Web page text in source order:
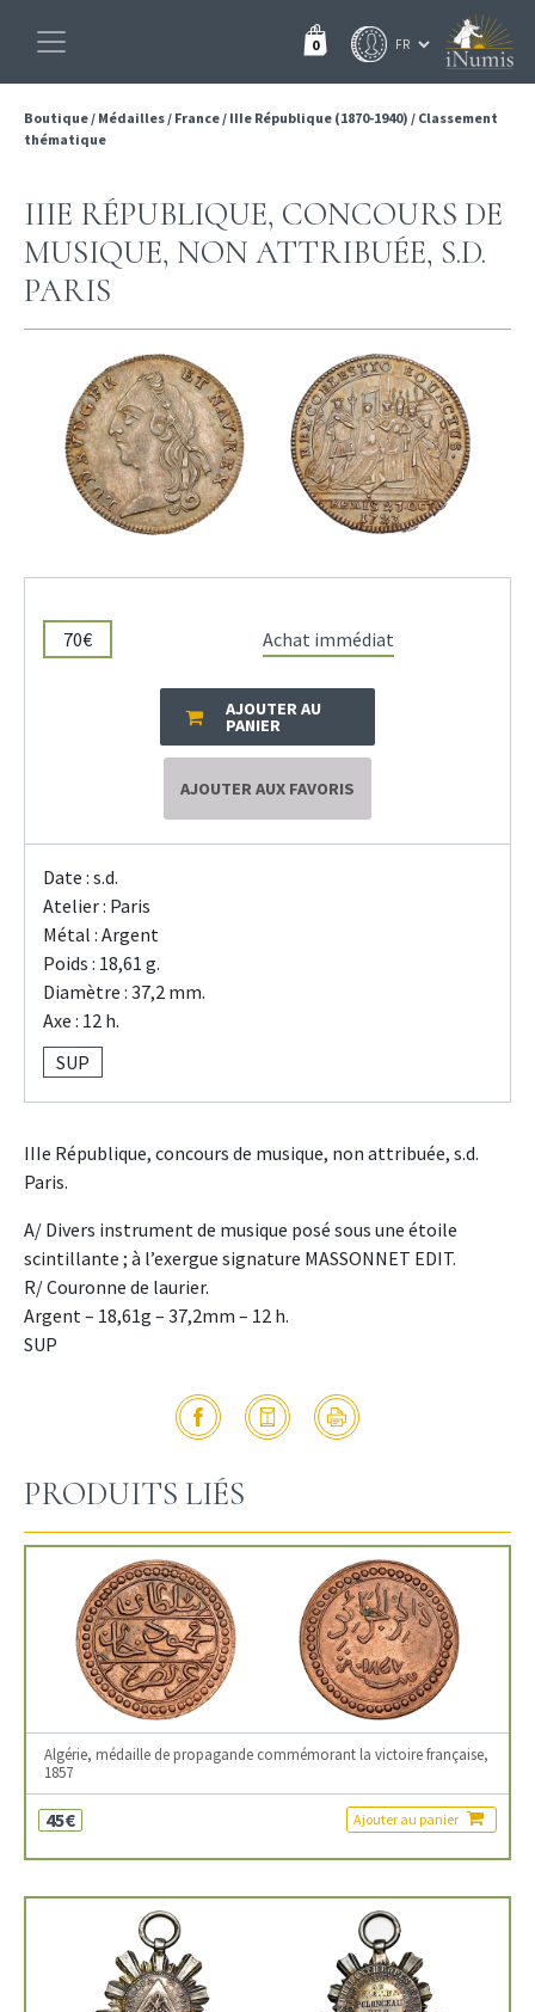
0
Boutique/ Médailles/ France/ IIIe République (1870-1940) / Classement
thématique
IIIE RÉPUBLIQUE, CONCOURS DE
MUSIQUE, NON ATTRIBUÉE, S.D.
PARIS
70€ Achat immédiat
AJOUTER AU
PANIER
AJOUTER AUX FAVORIS
Date : s.d.
Atelier : Paris
Métal : Argent
Poids : 18,61 g.
Diamètre : 37,2 mm.
Axe : 12 h.
SUP
IIIe République, concours de musique, non attribuée, s.d.
Paris.
A/ Divers instrument de musique posé sous une étoile
scintillante ; à l’exergue signature MASSONNET EDIT.
R/ Couronne de laurier.
Argent – 18,61g – 37,2mm – 12 h.
SUP
PRODUITS LIÉS
Algérie, médaille de propagande commémorant la victoire française,
1857
45€ Ajouter au panier